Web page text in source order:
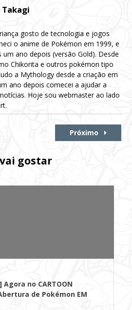
gosto de tecnologia e jogos
o anime de Pokémon em 1999, e
um ano depois (versão Gold). Desde
Chikorita e outros pokémon tipo
a Mythology desde a criação em
ano depois comecei a ajudar a
Hoje sou webmaster ao lado
Próximo
gostar
no CARTOON
de Pokémon EM